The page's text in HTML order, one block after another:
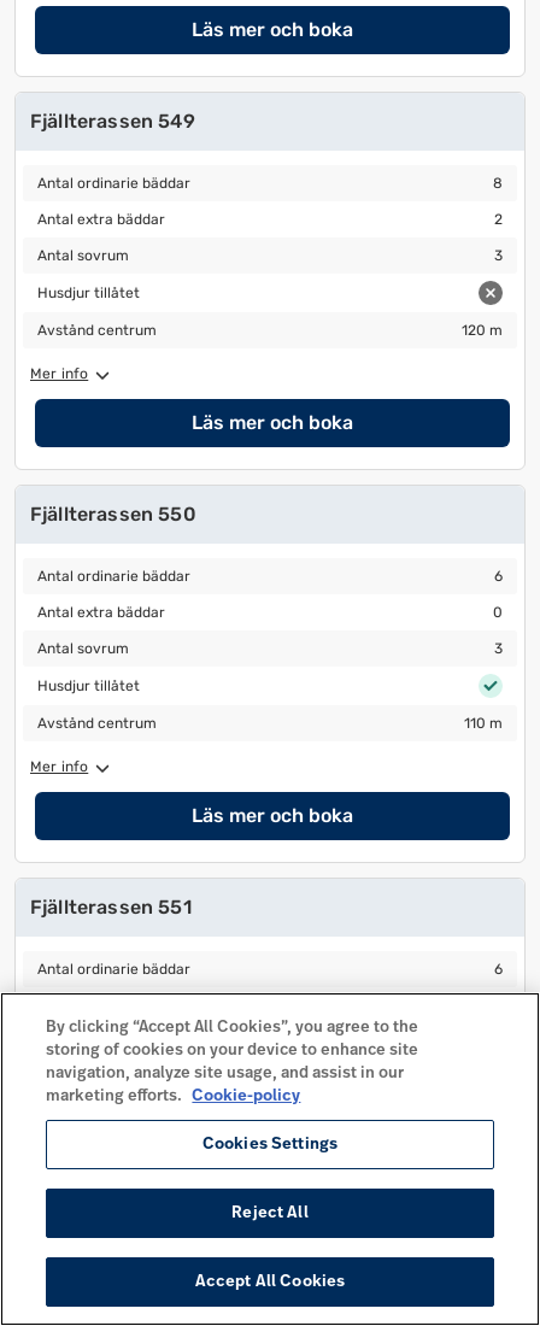
Läs mer och boka
Fjällterassen 549
Antal ordinarie bäddar
Antal ordinarie bäddar 8
Antal extra bäddar
Antal extra bäddar 2
Antal sovrum
Antal sovrum 3
Husdjur tillåtet
Husdjur tillåtet
Avstånd centrum
Avstånd centrum 120 m
Mer info
Läs mer och boka
Fjällterassen 550
Antal ordinarie bäddar
Antal ordinarie bäddar 6
Antal extra bäddar
Antal extra bäddar 0
Antal sovrum
Antal sovrum 3
Husdjur tillåtet
Husdjur tillåtet
Avstånd centrum
Avstånd centrum 110 m
Mer info
Läs mer och boka
Fjällterassen 551
Antal ordinarie bäddar
Antal ordinarie bäddar 6
Antal extra bäddar 0
Antal sovrum 3
Antal sovrum
Husdjur tillåtet
Husdjur tillåtet
Avstånd centrum 110 m
Avstånd centrum 110 m
Läs mer och boka
Fjällterassen 552
By clicking “Accept All Cookies”, you agree to the
storing of cookies on your device to enhance site
navigation, analyze site usage, and assist in our
marketing efforts.
Cookie-policy
Cookies Settings
Reject All
Accept All Cookies